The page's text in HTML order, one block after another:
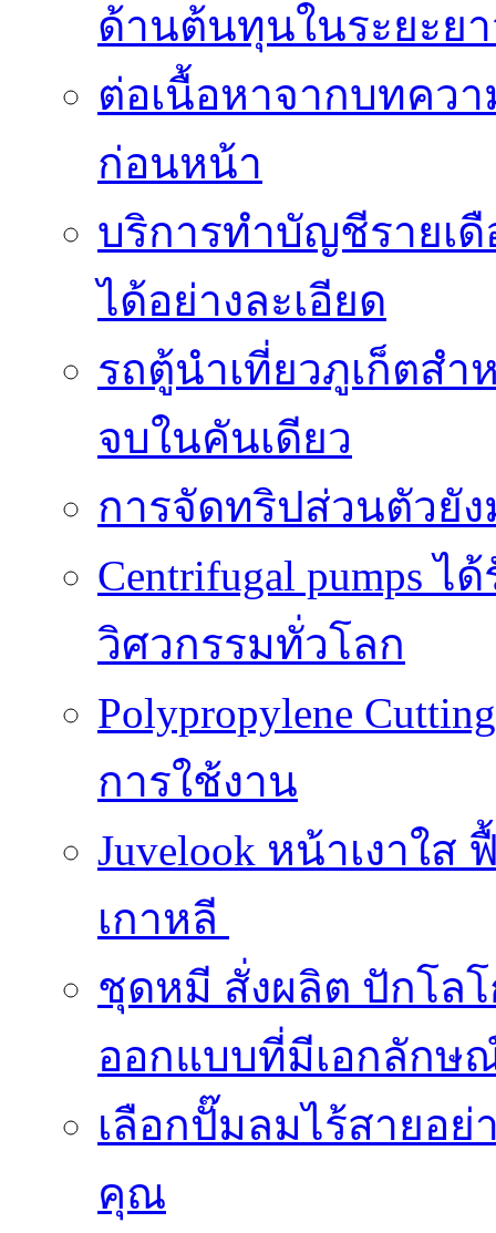
ด้านต้นทุนในระยะย
ต่อเนื้อหาจากบทคว
ก่อนหน้า
บริการทำบัญชีรายเ
ได้อย่างละเอียด
รถตู้นำเที่ยวภูเก็ตสำ
จบในคันเดียว
การจัดทริปส่วนตัวยั
Centrifugal pumps
วิศวกรรมทั่วโลก
Polypropylene
การใช้งาน
Juvelook หน้าเงาใส
เกาหลี
ชุดหมี สั่งผลิต ปักโล
ออกแบบที่มีเอกลักษ
เลือกปั๊มลมไร้สายอย่
คุณ